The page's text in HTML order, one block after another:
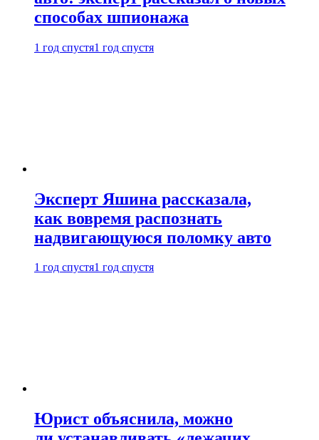
способах шпионажа
1 год спустя1 год спустя
Эксперт Яшина рассказала,
как вовремя распознать
надвигающуюся поломку авто
1 год спустя1 год спустя
Юрист объяснила, можно